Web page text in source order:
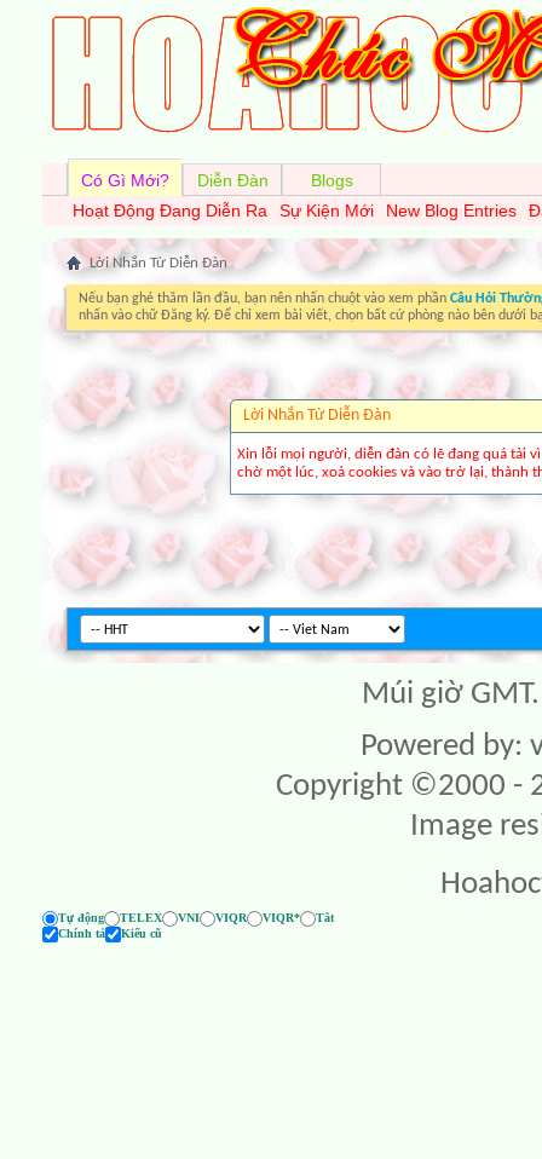
Có Gì Mới?
Hoạt Động Đang Diễn Ra
Sự Kiện Mới New Blog Entries
Diễn Đàn Blogs
Lời Nhắn Từ Diễn Ðàn
Nếu bạn ghé thăm lần đầu, bạn nên nhấn chuột vào xem phần Câu Hỏi
nhấn vào chữ Đăng ký. Để chỉ xem bài viết, chọn bất cứ phòng nào bên dưới
Lời Nhắn Từ Diễn Ðàn
Xin lỗi mọi người, diễn đàn có lẽ đang quá tải
chờ một lúc, xoá cookies và vào trở lại, thành
Múi giờ
Powered by:
Copyright ©2000 -
Image
Tự động TELEX VNI VIQR VIQR*
Tắt
Chính tả
Kiểu cũ